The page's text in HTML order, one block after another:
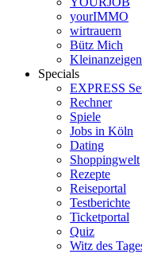
yourIMMO
wirtrauern
Bütz Mich
Specials
EXPRESS
Rechner
Spiele
Jobs in Köln
Dating
Shoppingwelt
Rezepte
Reiseportal
Testberichte
Ticketportal
Quiz
Witz des